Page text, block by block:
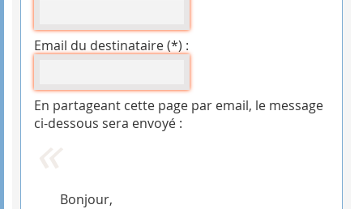
Email du destinataire (*) :
En partageant cette page par email, le message
ci-dessous sera envoyé :
Bonjour,